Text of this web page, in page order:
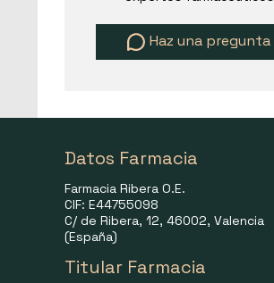
Haz una pregunta
Datos Farmacia
Farmacia Ribera O.E.
CIF: E44755098
C/ de Ribera, 12, 46002, Valencia
(España)
Titular Farmacia